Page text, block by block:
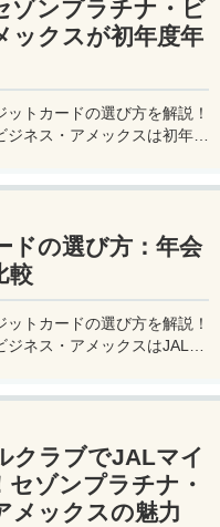
ゾンプラチナ・ビ
ックスが初年度年
トカードの選び方を解説！
ネス・アメックスは初年度
ドの選び方：年会
較
トカードの選び方を解説！
ネス・アメックスはJALマ
クラブでJALマイ
セゾンプラチナ・
メックスの魅力